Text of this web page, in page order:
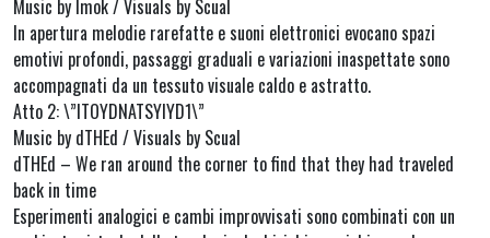
Music by Imok / Visuals by Scual
In apertura melodie rarefatte e suoni elettronici evocano spazi
emotivi profondi, passaggi graduali e variazioni inaspettate sono
accompagnati da un tessuto visuale caldo e astratto.
Atto 2: \”ITOYDNATSYIYD1\”
Music by dTHEd / Visuals by Scual
dTHEd – We ran around the corner to find that they had traveled
back in time
Esperimenti analogici e cambi improvvisati sono combinati con un